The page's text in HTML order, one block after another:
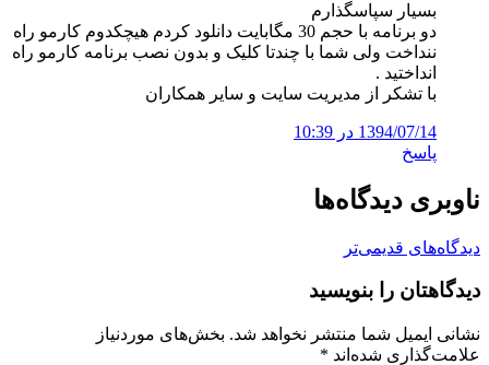
بسیار سپاسگذارم
دو برنامه با حجم 30 مگابایت دانلود کردم هیچکدوم کارمو راه
ننداخت ولی شما با چندتا کلیک و بدون نصب برنامه کارمو راه
انداختید .
با تشکر از مدیریت سایت و سایر همکاران
1394/07/14 در 10:39
پاسخ
ناوبری دیدگاه‌ها
دیدگاه‌های قدیمی‌تر
دیدگاهتان را بنویسید
نشانی ایمیل شما منتشر نخواهد شد. بخش‌های موردنیاز
علامت‌گذاری شده‌اند *